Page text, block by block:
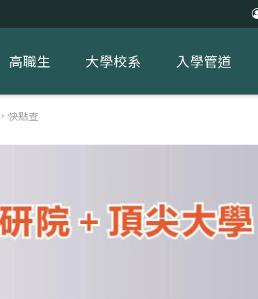
高職生 大學校系 入學管道
快點查